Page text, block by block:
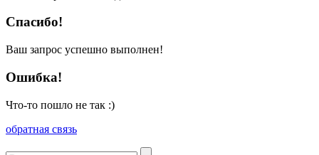
Спасибо!
Ваш запрос успешно выполнен!
Ошибка!
Что-то пошло не так :)
обратная связь